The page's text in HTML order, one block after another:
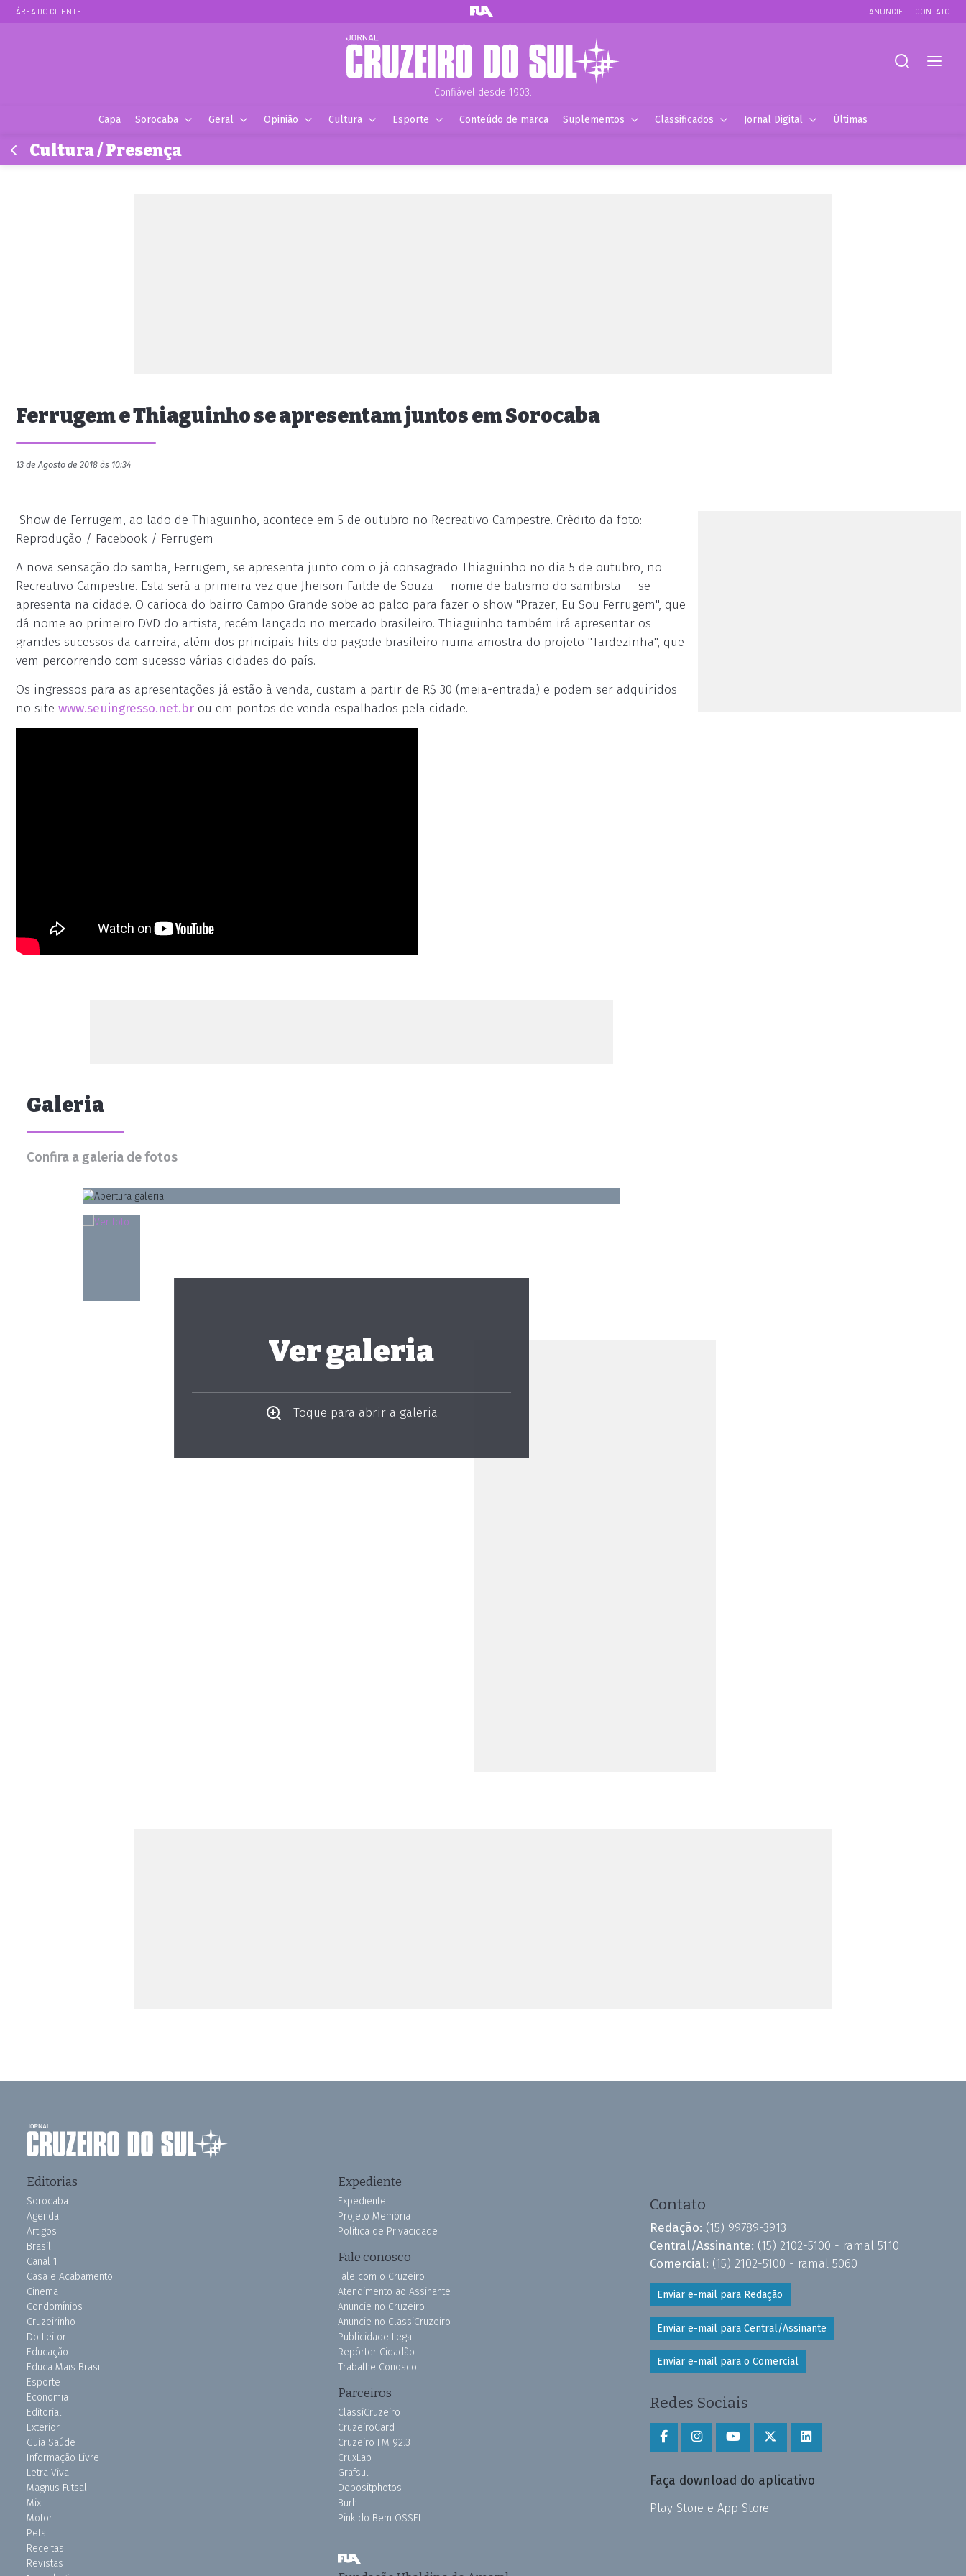
ÁREA DO CLIENTE ANUNCIE CONTATO
Confiável desde 1903.
Capa Sorocaba Geral Opinião Cultura Esporte Conteúdo de marca Suplementos Classificados Jornal Digital Últimas
Cultura / Presença
Ferrugem e Thiaguinho se apresentam juntos em Sorocaba
13 de Agosto de 2018 às 10:34
Show de Ferrugem, ao lado de Thiaguinho, acontece em 5 de outubro no Recreativo Campestre. Crédito da foto:
Reprodução / Facebook / Ferrugem
A nova sensação do samba, Ferrugem, se apresenta junto com o já consagrado Thiaguinho no dia 5 de outubro, no
Recreativo Campestre. Esta será a primeira vez que Jheison Failde de Souza -- nome de batismo do sambista -- se
apresenta na cidade. O carioca do bairro Campo Grande sobe ao palco para fazer o show "Prazer, Eu Sou Ferrugem", que
dá nome ao primeiro DVD do artista, recém lançado no mercado brasileiro. Thiaguinho também irá apresentar os
grandes sucessos da carreira, além dos principais hits do pagode brasileiro numa amostra do projeto "Tardezinha", que
vem percorrendo com sucesso várias cidades do país.
Os ingressos para as apresentações já estão à venda, custam a partir de R$ 30 (meia-entrada) e podem ser adquiridos
no site www.seuingresso.net.br ou em pontos de venda espalhados pela cidade.
Galeria
Confira a galeria de fotos
Ver galeria
Toque para abrir a galeria
Editorias
Sorocaba
Agenda
Artigos
Brasil
Canal 1
Casa e Acabamento
Cinema
Condomínios
Cruzeirinho
Do Leitor
Educação
Educa Mais Brasil
Esporte
Economia
Editorial
Exterior
Guia Saúde
Informação Livre
Letra Viva
Magnus Futsal
Mix
Motor
Pets
Receitas
Revistas
Expediente
Expediente
Projeto Memória
Política de Privacidade
Fale conosco
Fale com o Cruzeiro
Atendimento ao Assinante
Anuncie no Cruzeiro
Anuncie no ClassiCruzeiro
Publicidade Legal
Repórter Cidadão
Trabalhe Conosco
Parceiros
ClassiCruzeiro
CruzeiroCard
Cruzeiro FM 92.3
CruxLab
Grafsul
Depositphotos
Burh
Pink do Bem OSSEL
Contato
Redação: (15) 99789-3913
Central/Assinante: (15) 2102-5100 - ramal 5110
Comercial: (15) 2102-5100 - ramal 5060
Enviar e-mail para Redação
Enviar e-mail para Central/Assinante
Enviar e-mail para o Comercial
Redes Sociais
Faça download do aplicativo
Play Store e App Store